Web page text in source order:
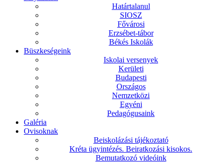
Határtalanul
SIOSZ
Fővárosi
Erzsébet-tábor
Békés Iskolák
Büszkeségeink
Iskolai versenyek
Kerületi
Budapesti
Országos
Nemzetközi
Egyéni
Pedagógusaink
Galéria
Ovisoknak
Beiskolázási tájékoztató
Kréta ügyintézés. Beiratkozási kisokos.
Bemutatkozó videóink